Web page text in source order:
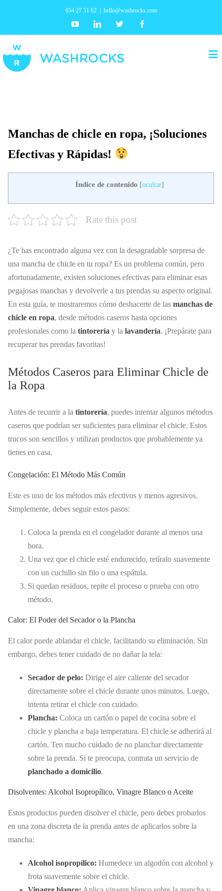
654 27 51 62 hello@washrocks.com
YoutubeLinkedin Twitter
Manchas de chicle en ropa, ¡Soluciones
Efectivas y Rápidas!
Índice de contenido [ocultar]
Rate this post
¿Te has encontrado alguna vez con la desagradable sorpresa de
una mancha de chicle en tu ropa? Es un problema común, pero
afortunadamente, existen soluciones efectivas para eliminar esas
pegajosas manchas y devolverle a tus prendas su aspecto original.
En esta guía, te mostraremos cómo deshacerte de las manchas de
chicle en ropa, desde métodos caseros hasta opciones
profesionales como la tintorería y la lavandería. ¡Prepárate para
recuperar tus prendas favoritas!
Métodos Caseros para Eliminar Chicle de
la Ropa
Antes de recurrir a la tintorería, puedes intentar algunos métodos
caseros que podrían ser suficientes para eliminar el chicle. Estos
trucos son sencillos y utilizan productos que probablemente ya
tienes en casa.
Congelación: El Método Más Común
Este es uno de los métodos más efectivos y menos agresivos.
Simplemente, debes seguir estos pasos:
Coloca la prenda en el congelador durante al menos una
hora.
Una vez que el chicle esté endurecido, retíralo suavemente
con un cuchillo sin filo o una espátula.
Si quedan residuos, repite el proceso o prueba con otro
método.
Calor: El Poder del Secador o la Plancha
El calor puede ablandar el chicle, facilitando su eliminación. Sin
embargo, debes tener cuidado de no dañar la tela:
Secador de pelo: Dirige el aire caliente del secador
directamente sobre el chicle durante unos minutos. Luego,
intenta retirar el chicle con cuidado.
Plancha: Coloca un cartón o papel de cocina sobre el
chicle y plancha a baja temperatura. El chicle se adherirá al
cartón. Ten mucho cuidado de no planchar directamente
sobre la prenda. Si te preocupa, contrata un servicio de
planchado a domicilio.
Disolventes: Alcohol Isopropílico, Vinagre Blanco o Aceite
Estos productos pueden disolver el chicle, pero debes probarlos
en una zona discreta de la prenda antes de aplicarlos sobre la
mancha:
Alcohol isopropílico: Humedece un algodón con alcohol y
frota suavemente sobre el chicle.